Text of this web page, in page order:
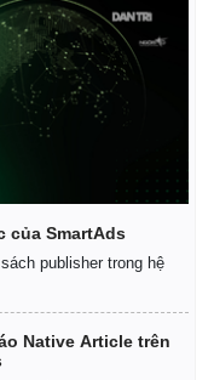
của SmartAds
publisher trong hệ
Native Article trên